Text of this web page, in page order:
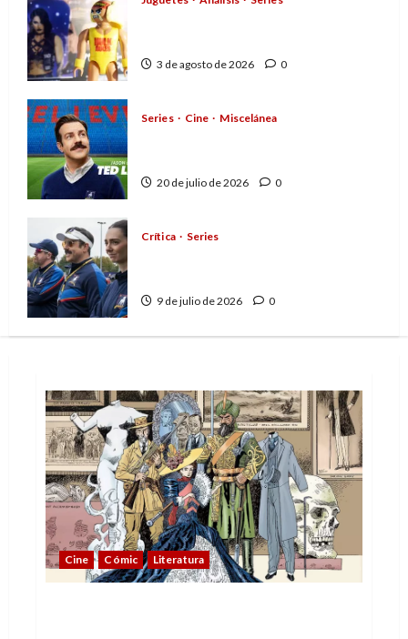
3 de agosto de 2026 0
Series Cine Miscelánea
20 de julio de 2026 0
Crítica Series
9 de julio de 2026 0
Cine Cómic Literatura